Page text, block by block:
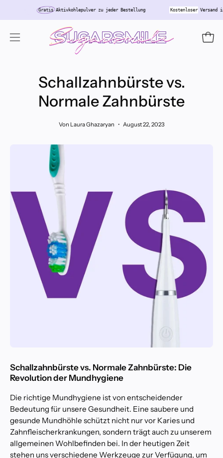
überspringen
GratisAktivkohlepulver zu jeder Bestellung Kostenloser
Navigationsmenü
Schallzahnbürste vs.
Normale Zahnbürste
Von Laura Ghazaryan August 22, 2023
Schallzahnbürste vs. Normale Zahnbürste: Die
Revolution der Mundhygiene
Die richtige Mundhygiene ist von entscheidender
Bedeutung für unsere Gesundheit. Eine saubere und
gesunde Mundhöhle schützt nicht nur vor Karies und
Zahnfleischerkrankungen, sondern trägt auch zu unserem
allgemeinen Wohlbefinden bei. In der heutigen Zeit
stehen uns verschiedene Werkzeuge zur Verfügung, um